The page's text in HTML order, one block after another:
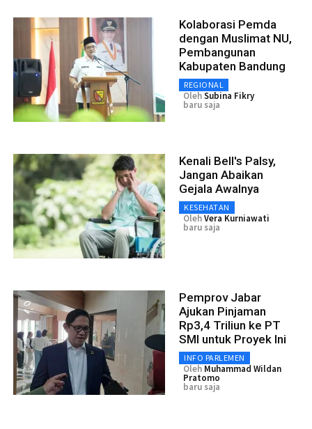
Kolaborasi Pemda
dengan Muslimat NU,
Pembangunan
Kabupaten Bandung
REGIONAL
OlehSubina Fikry
baru saja
Kenali Bell's Palsy,
Jangan Abaikan
Gejala Awalnya
KESEHATAN
OlehVera Kurniawati
baru saja
Pemprov Jabar
Ajukan Pinjaman
Rp3,4 Triliun ke PT
SMI untuk Proyek Ini
INFO PARLEMEN
Oleh Muhammad Wildan
Pratomo
baru saja